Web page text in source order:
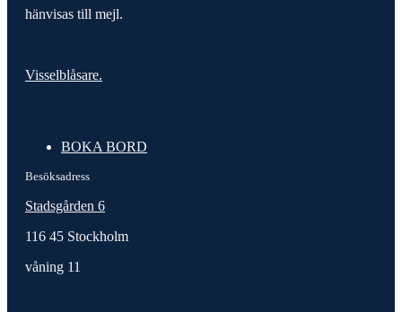
hänvisas till mejl.
Visselblåsare.
BOKA BORD
Besöksadress
Stadsgården 6
116 45 Stockholm
våning 11